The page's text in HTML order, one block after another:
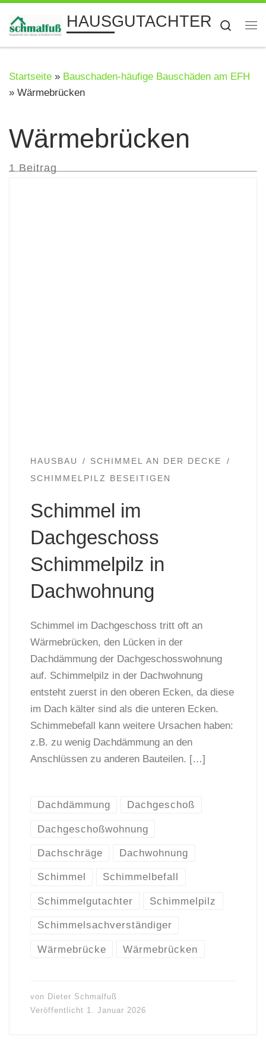
Zum Inhalt springenHAUSGUTACHTER
Search
Startseite » Bauschaden-häufige Bauschäden am EFH
» Wärmebrücken
Wärmebrücken
1 Beitrag
HAUSBAU
SCHIMMEL AN DER DECKE
SCHIMMELPILZ BESEITIGEN
Schimmel im
Dachgeschoss
Schimmelpilz in
Dachwohnung
Schimmel im Dachgeschoss tritt oft an
Wärmebrücken, den Lücken in der
Dachdämmung der Dachgeschosswohnung
auf. Schimmelpilz in der Dachwohnung
entsteht zuerst in den oberen Ecken, da diese
im Dach kälter sind als die unteren Ecken.
Schimmebefall kann weitere Ursachen haben:
z.B. zu wenig Dachdämmung an den
Anschlüssen zu anderen Bauteilen. […]
Dachdämmung Dachgeschoß
Dachgeschoßwohnung
Dachschräge Dachwohnung
Schimmel Schimmelbefall
Schimmelgutachter Schimmelpilz
Schimmelsachverständiger
Wärmebrücke Wärmebrücken
von Dieter Schmalfuß
Veröffentlicht 1. Januar 2026